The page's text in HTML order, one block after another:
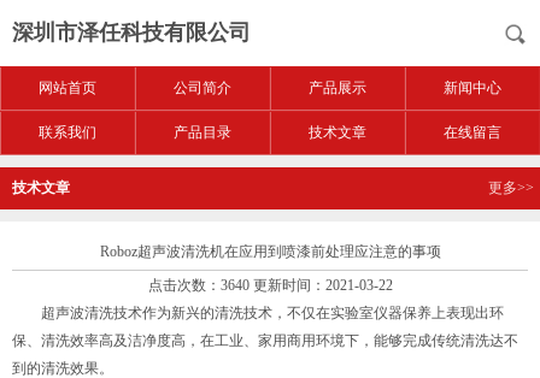
深圳市泽任科技有限公司
网站首页 公司简介 产品展示 新闻中心
联系我们 产品目录 技术文章 在线留言
技术文章 更多>>
Roboz超声波清洗机在应用到喷漆前处理应注意的事项
点击次数：3640 更新时间：2021-03-22
超声波清洗技术作为新兴的清洗技术，不仅在实验室仪器保养上表现出环
保、清洗效率高及洁净度高，在工业、家用商用环境下，能够完成传统清洗达不
到的清洗效果。